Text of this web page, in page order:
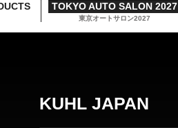
TOKYO AUTO SALON 2027
東京オートサロン2027
KUHL JAPAN